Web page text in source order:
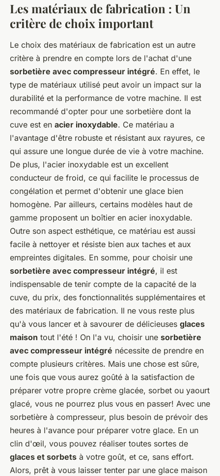
Les matériaux de fabrication : Un
critère de choix important
Le choix des matériaux de fabrication est un autre
critère à prendre en compte lors de l'achat d'une
sorbetière avec compresseur intégré. En effet, le
type de matériaux utilisé peut avoir un impact sur la
durabilité et la performance de votre machine. Il est
recommandé d'opter pour une sorbetière dont la
cuve est en acier inoxydable. Ce matériau a
l'avantage d'être robuste et résistant aux rayures, ce
qui assure une longue durée de vie à votre machine.
De plus, l'acier inoxydable est un excellent
conducteur de froid, ce qui facilite le processus de
congélation et permet d'obtenir une glace bien
homogène. Par ailleurs, certains modèles haut de
gamme proposent un boîtier en acier inoxydable.
Outre son aspect esthétique, ce matériau est aussi
facile à nettoyer et résiste bien aux taches et aux
empreintes digitales. En somme, pour choisir une
sorbetière avec compresseur intégré, il est
indispensable de tenir compte de la capacité de la
cuve, du prix, des fonctionnalités supplémentaires et
des matériaux de fabrication. Il ne vous reste plus
qu'à vous lancer et à savourer de délicieuses glaces
maison tout l'été ! On l'a vu, choisir une sorbetière
avec compresseur intégré nécessite de prendre en
compte plusieurs critères. Mais une chose est sûre,
une fois que vous aurez goûté à la satisfaction de
préparer votre propre crème glacée, sorbet ou yaourt
glacé, vous ne pourrez plus vous en passer! Avec une
sorbetière à compresseur, plus besoin de prévoir des
heures à l'avance pour préparer votre glace. En un
clin d'œil, vous pouvez réaliser toutes sortes de
glaces et sorbets à votre goût, et ce, sans effort.
Alors, prêt à vous laisser tenter par une glace maison